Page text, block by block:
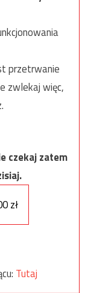
przetrwanie
zwlekaj więc,
czekaj zatem
zł
Tutaj